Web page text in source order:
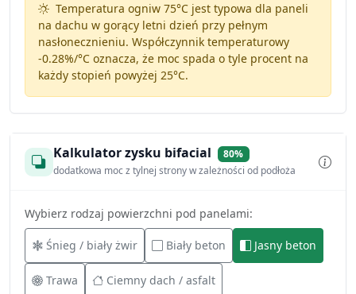
Temperatura ogniw 75°C jest typowa dla paneli
na dachu w gorący letni dzień przy pełnym
nasłonecznieniu. Współczynnik temperaturowy
-0.28%/°Coznacza, że moc spada o tyle procent na
każdy stopień powyżej 25°C.
Kalkulator zysku bifacial
80%
dodatkowa moc z tylnej strony w zależności od podłoża
Wybierz rodzaj powierzchni pod panelami:
Śnieg / biały żwir Biały beton Jasny beton
Trawa Ciemny dach / asfalt